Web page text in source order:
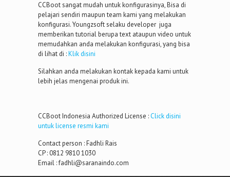
CCBoot sangat mudah untuk konfigurasinya, Bisa di
pelajari sendiri maupun team kami yang melakukan
konfigurasi. Youngzsoft selaku developer juga
memberikan tutorial berupa text ataupun video untuk
memudahkan anda melakukan konfigurasi, yang bisa
di lihat di :Klik disini
Silahkan anda melakukan kontak kepada kami untuk
lebih jelas mengenai produk ini.
CCBoot Indonesia Authorized License :Click disini
untuk license resmi kami
Contact person : Fadhli Rais
CP : 0812 9810 1030
Email : fadhli@saranaindo.com